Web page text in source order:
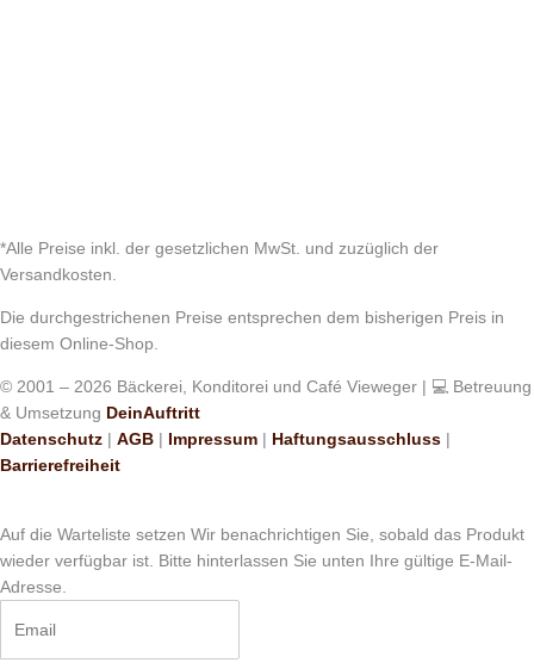
*Alle Preise inkl. der gesetzlichen MwSt. und zuzüglich der
Versandkosten.
Die durchgestrichenen Preise entsprechen dem bisherigen Preis in
diesem Online-Shop.
© 2001 – 2026 Bäckerei, Konditorei und Café Vieweger | 💻 Betreuung
& Umsetzung DeinAuftritt
Datenschutz | AGB | Impressum | Haftungsausschluss |
Barrierefreiheit
Auf die Warteliste setzen Wir benachrichtigen Sie, sobald das Produkt
wieder verfügbar ist. Bitte hinterlassen Sie unten Ihre gültige E-Mail-
Adresse.